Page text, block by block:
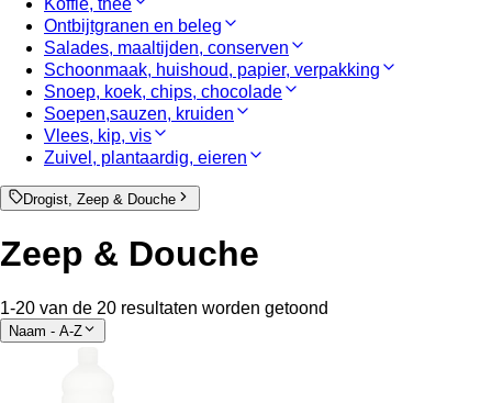
Koffie, thee
Ontbijtgranen en beleg
Salades, maaltijden, conserven
Schoonmaak, huishoud, papier, verpakking
Snoep, koek, chips, chocolade
Soepen,sauzen, kruiden
Vlees, kip, vis
Zuivel, plantaardig, eieren
Drogist, Zeep & Douche
Zeep & Douche
1-20 van de 20 resultaten worden getoond
Naam - A-Z